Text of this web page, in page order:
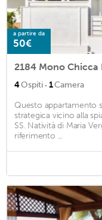
a partire da
50€
2184 Mono Chicca
4Ospiti · 1Camera
Questo appartamento
strategica vicino alla
SS. Natività di Maria
riferimento ...